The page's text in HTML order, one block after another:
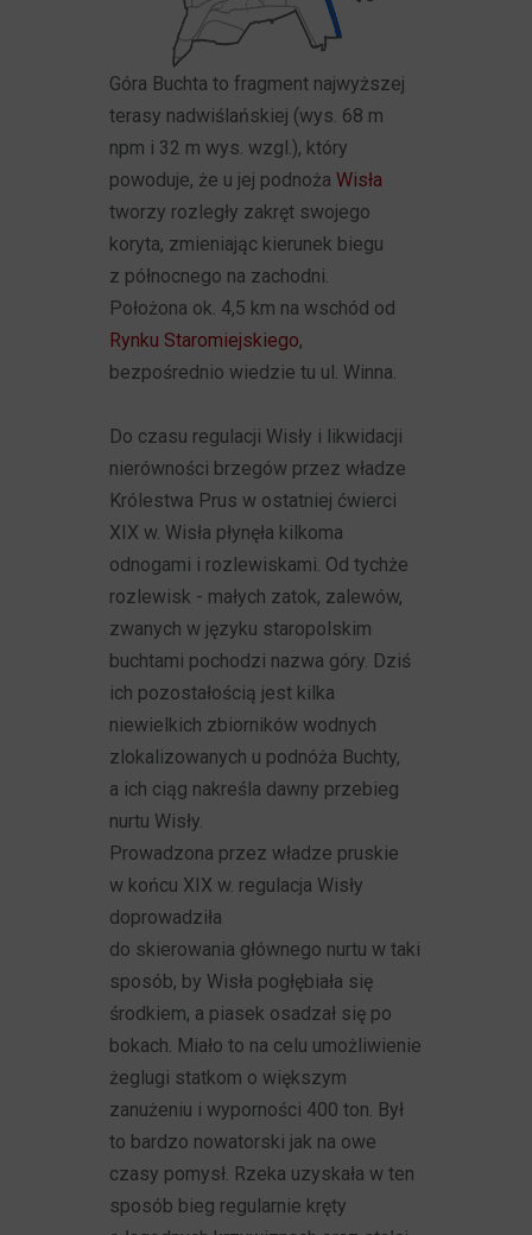
Góra Buchta to fragment najwyższej
terasy nadwiślańskiej (wys. 68 m
npm i 32 m wys. wzgl.), który
powoduje, że u jej podnożaWisła
tworzy rozległy zakręt swojego
koryta, zmieniając kierunek biegu
z północnego na zachodni.
Położona ok. 4,5 km na wschód od
Rynku Staromiejskiego,
bezpośrednio wiedzie tu ul. Winna.
Do czasu regulacji Wisły i likwidacji
nierówności brzegów przez władze
Królestwa Prus w ostatniej ćwierci
XIX w. Wisła płynęła kilkoma
odnogami i rozlewiskami. Od tychże
rozlewisk - małych zatok, zalewów,
zwanych w języku staropolskim
buchtami pochodzi nazwa góry. Dziś
ich pozostałością jest kilka
niewielkich zbiorników wodnych
zlokalizowanych u podnóża Buchty,
a ich ciąg nakreśla dawny przebieg
nurtu Wisły.
Prowadzona przez władze pruskie
w końcu XIX w. regulacja Wisły
doprowadziła
do skierowania głównego nurtu w taki
sposób, by Wisła pogłębiała się
środkiem, a piasek osadzał się po
bokach. Miało to na celu umożliwienie
żeglugi statkom o większym
zanużeniu i wyporności 400 ton. Był
to bardzo nowatorski jak na owe
czasy pomysł. Rzeka uzyskała w ten
sposób bieg regularnie kręty